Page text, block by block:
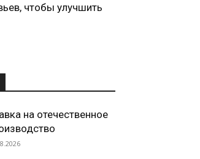
чтобы улучшить
на отечественное